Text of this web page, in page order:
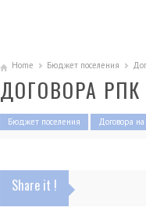
Home Бюджет поселения
ДОГОВОРА РПК
Бюджет поселения Договора на
Share it !